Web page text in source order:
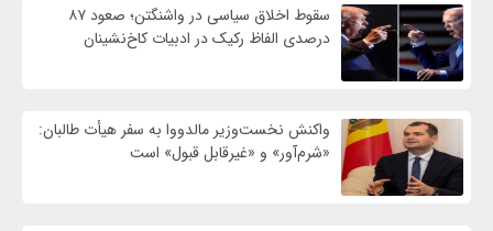
سقوط اخلاق سیاسی در واشنگتن؛ صعود ۸۷
درصدی الفاظ رکیک در ادبیات کاخ‌نشینان
واکنش نخست‌وزیر مالدووا به سفر هیأت طالبان:
«شرم‌آور» و «غیرقابل قبول» است